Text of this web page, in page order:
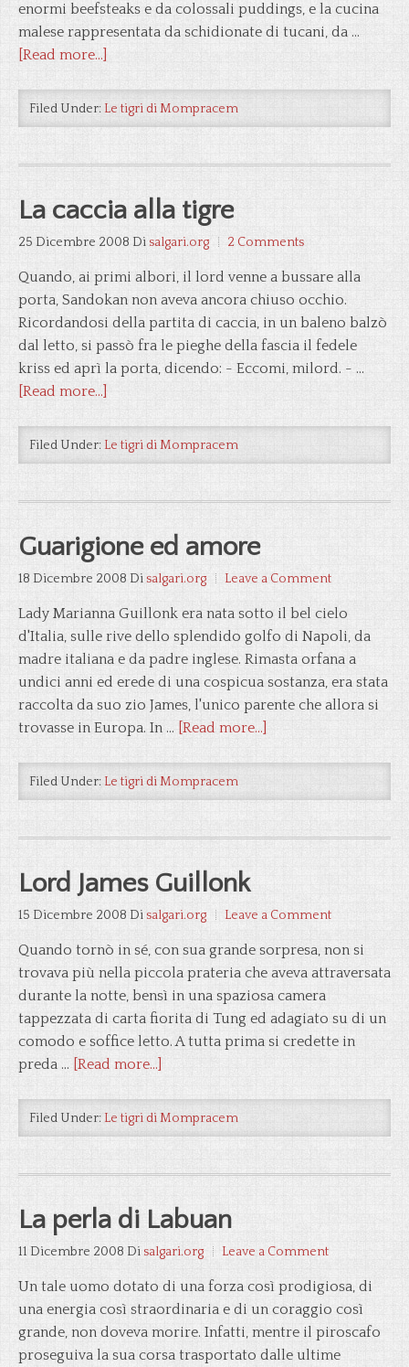
enormi beefsteaks e da colossali puddings, e la cucina
malese rappresentata da schidionate di tucani, da …
[Read more...]
Filed Under: Le tigri di Mompracem
La caccia alla tigre
25 Dicembre 2008 Di salgari.org 2 Comments
Quando, ai primi albori, il lord venne a bussare alla
porta, Sandokan non aveva ancora chiuso occhio.
Ricordandosi della partita di caccia, in un baleno balzò
dal letto, si passò fra le pieghe della fascia il fedele
kriss ed aprì la porta, dicendo: - Eccomi, milord. - …
[Read more...]
Filed Under: Le tigri di Mompracem
Guarigione ed amore
18 Dicembre 2008 Di salgari.org Leave a Comment
Lady Marianna Guillonk era nata sotto il bel cielo
d'Italia, sulle rive dello splendido golfo di Napoli, da
madre italiana e da padre inglese. Rimasta orfana a
undici anni ed erede di una cospicua sostanza, era stata
raccolta da suo zio James, l'unico parente che allora si
trovasse in Europa. In … [Read more...]
Filed Under: Le tigri di Mompracem
Lord James Guillonk
15 Dicembre 2008 Di salgari.org Leave a Comment
Quando tornò in sé, con sua grande sorpresa, non si
trovava più nella piccola prateria che aveva attraversata
durante la notte, bensì in una spaziosa camera
tappezzata di carta fiorita di Tung ed adagiato su di un
comodo e soffice letto. A tutta prima si credette in
preda … [Read more...]
Filed Under:Le tigri di Mompracem
La perla di Labuan
11 Dicembre 2008 Di salgari.org Leave a Comment
Un tale uomo dotato di una forza così prodigiosa, di
una energia così straordinaria e di un coraggio così
grande, non doveva morire. Infatti, mentre il piroscafo
proseguiva la sua corsa trasportato dalle ultime